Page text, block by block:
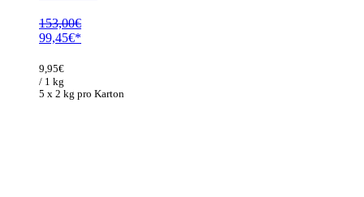
153,00€
Ursprünglicher
war:
153,00€
99,45€
5 x 2 kg pro Karton
9,95€
/ 1 kg